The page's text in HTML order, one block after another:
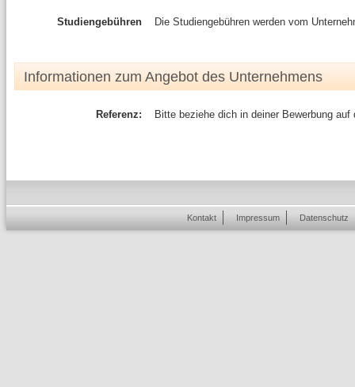
Studiengebühren Die Studiengebühren werden vom
Informationen zum Angebot des Unternehmens
Referenz: Bitte beziehe dich in deiner Bewerbung auf
Kontakt Impressum Datenschutz